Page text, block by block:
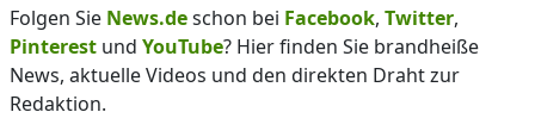
Folgen Sie News.deschon bei Facebook, Twitter,
Pinterest und YouTube? Hier finden Sie brandheiße
News, aktuelle Videos und den direkten Draht zur
Redaktion.